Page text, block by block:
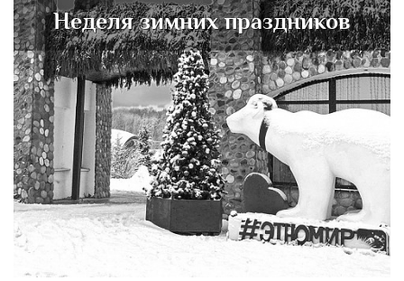
Неделя зимних праздников